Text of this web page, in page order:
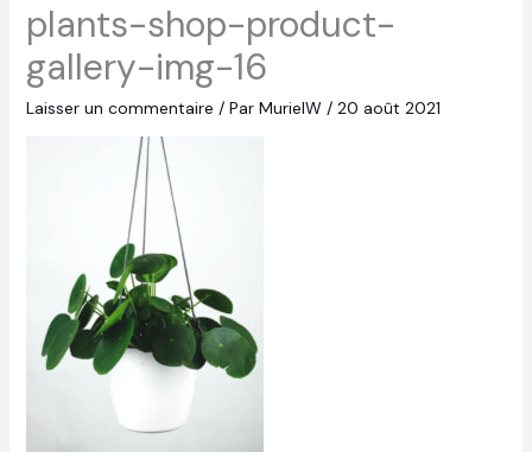
plants-shop-product-
gallery-img-16
Laisser un commentaire / Par MurielW / 20 août 2021